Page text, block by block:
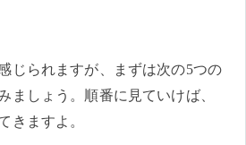
じられますが、まずは次の5つの
ましょう。順番に見ていけば、
きますよ。